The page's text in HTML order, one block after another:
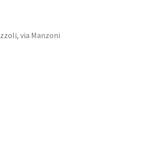
via Manzoni